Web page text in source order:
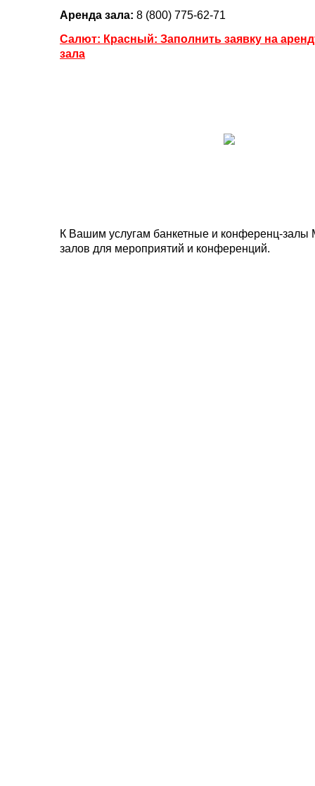
Аренда зала: 8 (800) 775-62-71
Салют: Красный: Заполнить заявку на
зала
К Вашим услугам банкетные и конференц-залы
залов для мероприятий и конференций.